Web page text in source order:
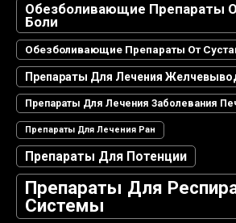
Обезболивающие Препараты
Боли
Обезболивающие Препараты От
Препараты Для Лечения
Препараты Для Лечения Заболевания
Препараты Для Лечения Ран
Препараты Для Потенции
Препараты Для
Системы